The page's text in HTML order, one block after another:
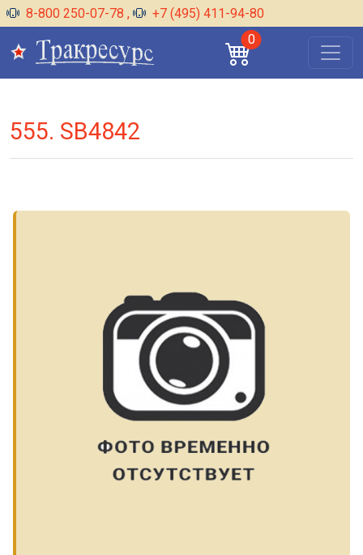
8-800 250-07-78 ,
+7 (495) 411-94-80
0
555. SB4842